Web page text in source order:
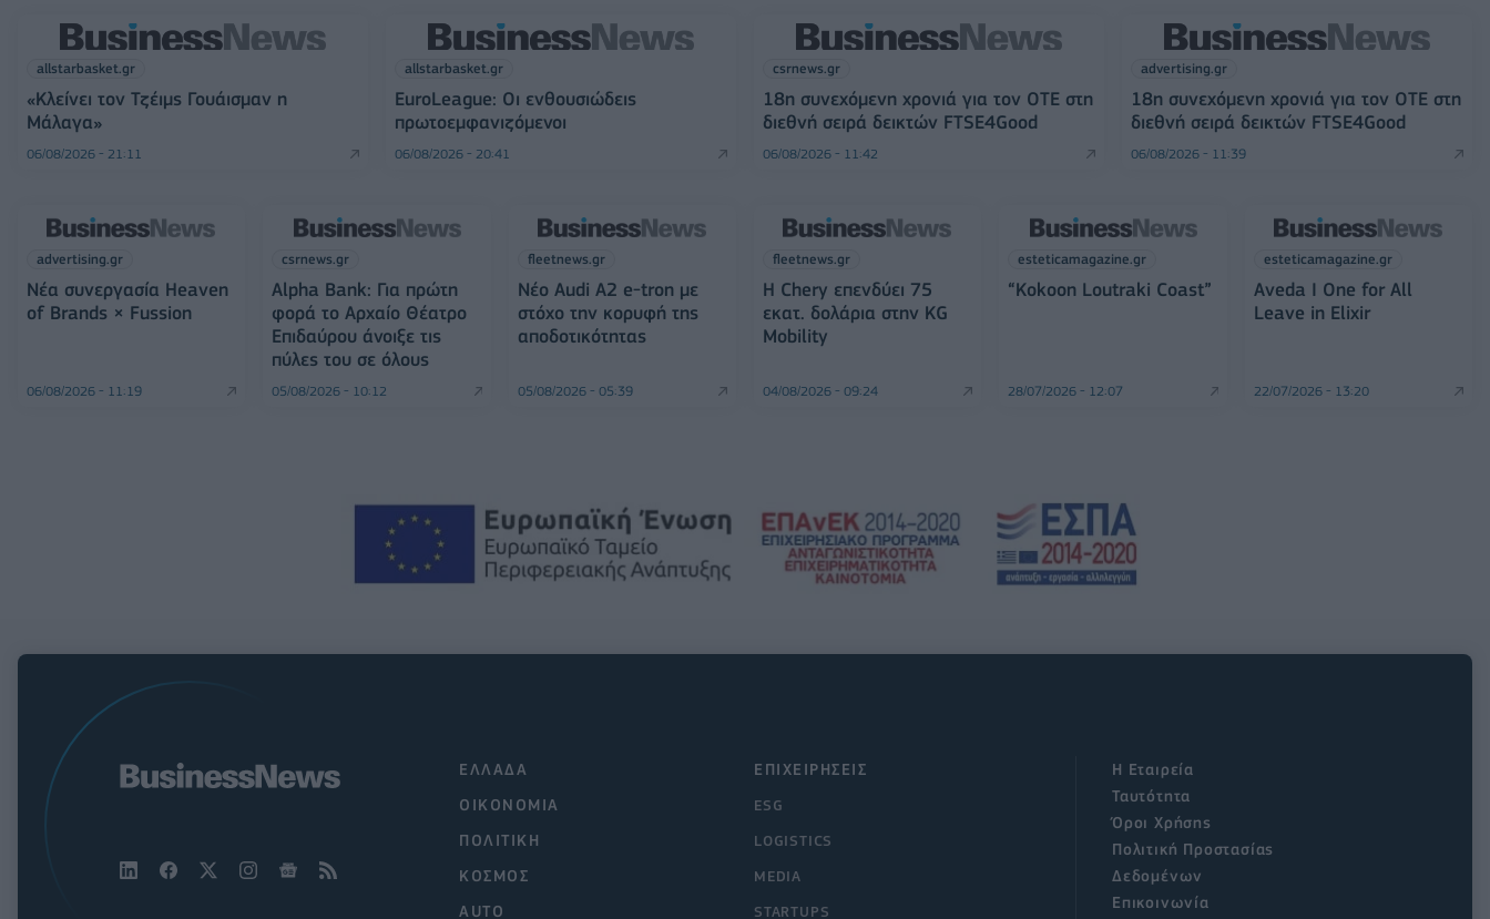
allstarbasket.gr
«Κλείνει τον Τζέιμς Γουάισμαν η
Μάλαγα»
06/08/2026 - 21:11
allstarbasket.gr
EuroLeague: Οι ενθουσιώδεις
πρωτοεμφανιζόμενοι
06/08/2026 - 20:41
csrnews.gr
18η συνεχόμενη χρονιά για τον ΟΤΕ στη
διεθνή σειρά δεικτών FTSE4Good
06/08/2026 - 11:42
advertising.gr
18η συνεχόμενη χρονιά για τον ΟΤΕ στη
διεθνή σειρά δεικτών FTSE4Good
06/08/2026 - 11:39
advertising.gr
Νέα συνεργασία Heaven
of Brands × Fussion
06/08/2026 - 11:19
csrnews.gr
Alpha Bank: Για πρώτη
φορά το Αρχαίο Θέατρο
Επιδαύρου άνοιξε τις
πύλες του σε όλους
05/08/2026 - 10:12
fleetnews.gr
Νέο Audi A2 e-tron με
στόχο την κορυφή της
αποδοτικότητας
05/08/2026 - 05:39
fleetnews.gr
Η Chery επενδύει 75
εκατ. δολάρια στην KG
Mobility
04/08/2026 - 09:24
esteticamagazine.gr
“Kokoon Loutraki Coast”
28/07/2026 - 12:07
esteticamagazine.gr
Aveda I One for All
Leave in Elixir
22/07/2026 - 13:20
ΕΠΙΧΕΙΡΗΣΕΙΣ
ESG
LOGISTICS
MEDIA
STARTUPS
ΕΛΛΑΔΑ
ΟΙΚΟΝΟΜΙΑ
ΠΟΛΙΤΙΚΗ
ΚΟΣΜΟΣ
AUTO
Η Εταιρεία
Ταυτότητα
Όροι Χρήσης
Πολιτική Προστασίας
Δεδομένων
Επικοινωνία